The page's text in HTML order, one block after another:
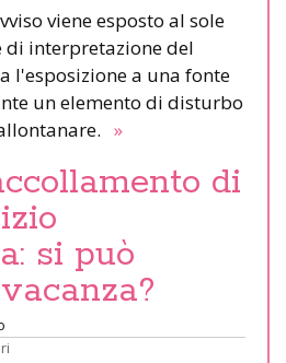
viene esposto al sole
di interpretazione del
l'esposizione a una fonte
un elemento di disturbo
»
di
si può